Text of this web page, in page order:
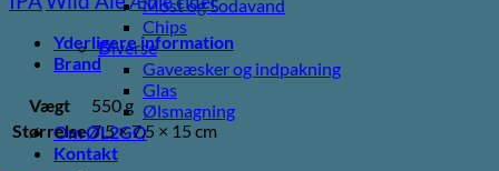
Most og Sodavand
Chips
Diverse
Gaveæsker og indpakning
Glas
Ølsmagning
Om ØL2GO
Kontakt
Yderligere information
Brand
Vægt
550 g
Størrelse 7,5 × 7,5 × 15 cm